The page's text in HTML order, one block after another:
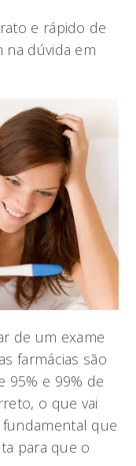
e rápido de
na dúvida em
de um exame
farmácias são
95% e 99% de
o que vai
que
para que o